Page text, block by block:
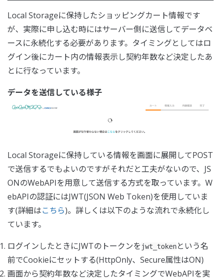
Local Storageに保持したショッピングカート情報です
が、実際に申し込む時にはサーバー側に送信してデータベ
ースに永続化する必要があります。タイミングとしてはロ
グイン後にカート内の情報表示し契約年数など決定したあ
とに行なっています。
データを送信している様子
Local Storageに保持している情報を画面に展開してPOST
で送信するでもよいのですがそれだと工夫がないので、JS
ONのWebAPIを用意して送信する方式を取っています。W
ebAPIの認証にはJWT(JSON Web Token)を使用していま
す(詳細はこちら)。詳しくは以下のような流れで永続化し
ています。
ログインしたときにJWTのトークンを jwt_tokenという名
前でCookieにセットする(HttpOnly、Secure属性はON)
画面から契約年数など決定したタイミングでWebAPIを実